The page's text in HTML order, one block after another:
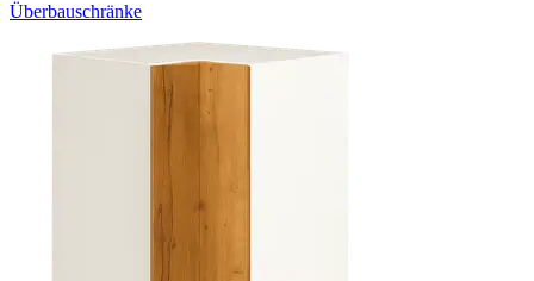
Überbauschränke